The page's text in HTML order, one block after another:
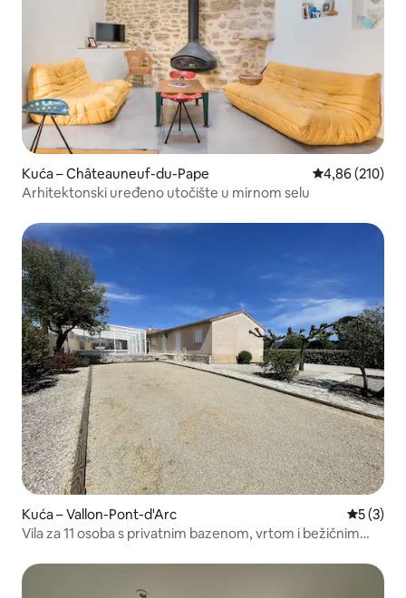
Kuća – Châteauneuf-du-Pape Prosječna
4,86 (210)
Arhitektonski uređeno utočište u mirnom selu
Kuća – Vallon-Pont-d'Arc
5 (3)
Vila za 11 osoba s privatnim bazenom, vrtom i bežičnim